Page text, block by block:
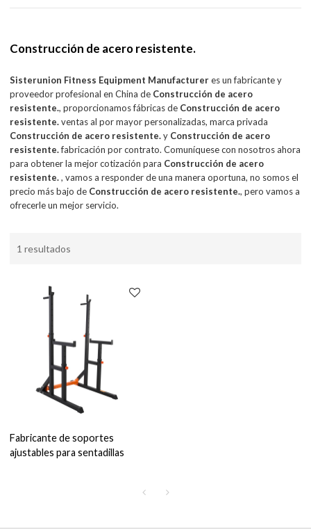
Construcción de acero resistente.
Sisterunion Fitness Equipment Manufactureres un fabricante y
proveedor profesional en China de Construcción de acero
resistente., proporcionamos fábricas de Construcción de acero
resistente.ventas al por mayor personalizadas, marca privada
Construcción de acero resistente.y Construcción de acero
resistente.fabricación por contrato. Comuníquese con nosotros ahora
para obtener la mejor cotización para Construcción de acero
resistente., vamos a responder de una manera oportuna, no somos el
precio más bajo de Construcción de acero resistente., pero vamos a
ofrecerle un mejor servicio.
1 resultados
Fabricante de soportes
ajustables para sentadillas